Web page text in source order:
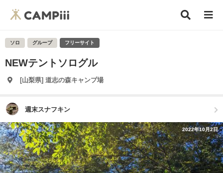
ソロ グループ フリーサイト
NEWテントソログル
[山梨県] 道志の森キャンプ場
週末スナフキン
2022年10月2日